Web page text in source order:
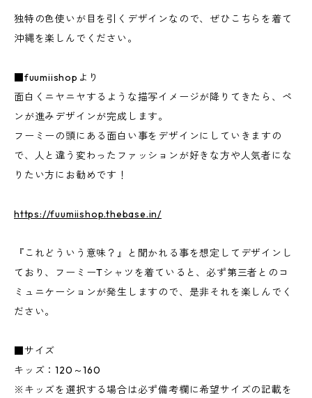
独特の色使いが目を引くデザインなので、ぜひこちらを着て
沖縄を楽しんでください。
■fuumiishopより
面白くニヤニヤするような描写イメージが降りてきたら、ペ
ンが進みデザインが完成します。
フーミーの頭にある面白い事をデザインにしていきますの
で、人と違う変わったファッションが好きな方や人気者にな
りたい方にお勧めです！
https://fuumiishop.thebase.in/
『これどういう意味？』と聞かれる事を想定してデザインし
ており、フーミーTシャツを着ていると、必ず第三者とのコ
ミュニケーションが発生しますので、是非それを楽しんでく
ださい。
■サイズ
キッズ：120～160
※キッズを選択する場合は必ず備考欄に希望サイズの記載を